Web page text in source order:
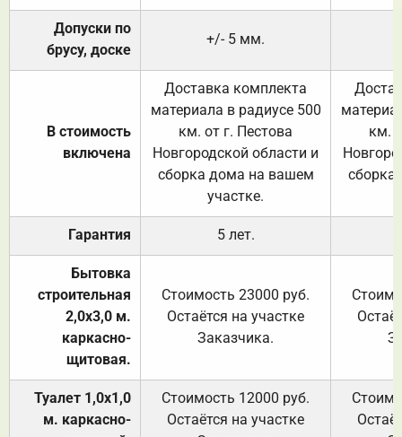
Допуски по
брусу, доске
+/- 5 мм.
В стоимость
включена
Доставка комплекта
материала в радиусе 500
км. от г. Пестова
Новгородской области и
сборка дома на вашем
участке.
км.
Гарантия 5 лет.
Бытовка
строительная
2,0х3,0 м.
каркасно-
щитовая.
Стоимость 23000 руб.
Остаётся на участке
Заказчика.
Туалет 1,0х1,0
м. каркасно-
Стоимость 12000 руб.
Остаётся на участке